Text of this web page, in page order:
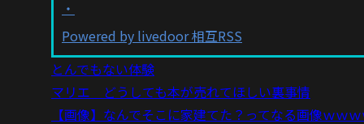
Powered by livedoor 相互RSS
とんでもない体験
マリエ どうしても本が売れてほしい裏事情
【画像】なんでそこに家建てた？ってなる画像ｗｗ